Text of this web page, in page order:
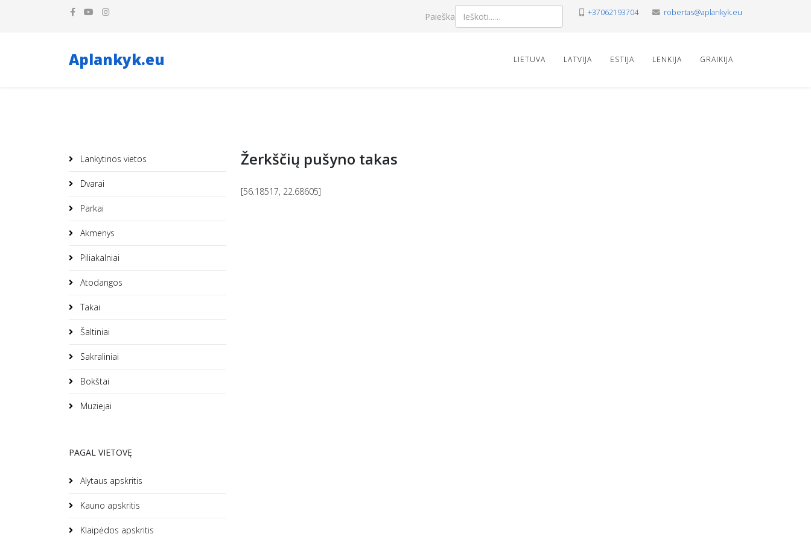
Paieška +37062193704 robertas@aplankyk.eu
Aplankyk.eu LIETUVA LATVIJA ESTIJA LENKIJA GRAIKIJA
Lankytinos vietos
Dvarai
Parkai
Akmenys
Piliakalniai
Atodangos
Takai
Šaltiniai
Sakraliniai
Bokštai
Muziejai
PAGAL VIETOVĘ
Alytaus apskritis
Kauno apskritis
Klaipėdos apskritis
Žerkščių pušyno takas
[56.18517, 22.68605]